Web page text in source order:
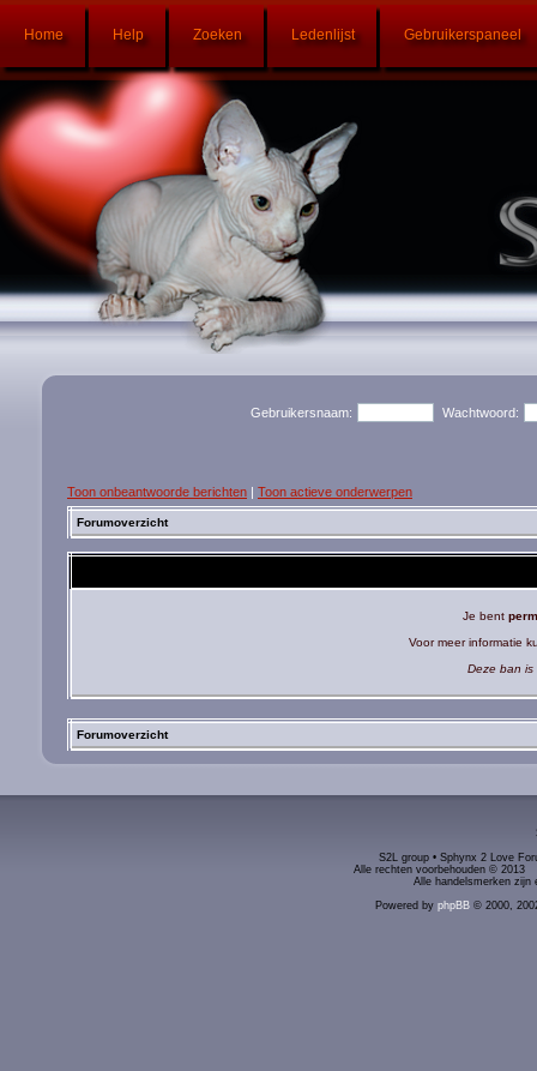
Home Help Zoeken Ledenlijst Gebruikerspaneel
Gebruikersnaam: Wachtwoord:
Toon onbeantwoorde berichten | Toon actieve onderwerpen
Forumoverzicht
Je bent
Voor meer informatie
Deze ban is
Forumoverzicht
S2L group • Sphynx 2 Love
Alle rechten voorbehouden ©
Alle handelsmerken zijn
Powered by phpBB© 2000,